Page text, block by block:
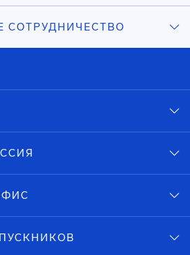
СОТРУДНИЧЕСТВО